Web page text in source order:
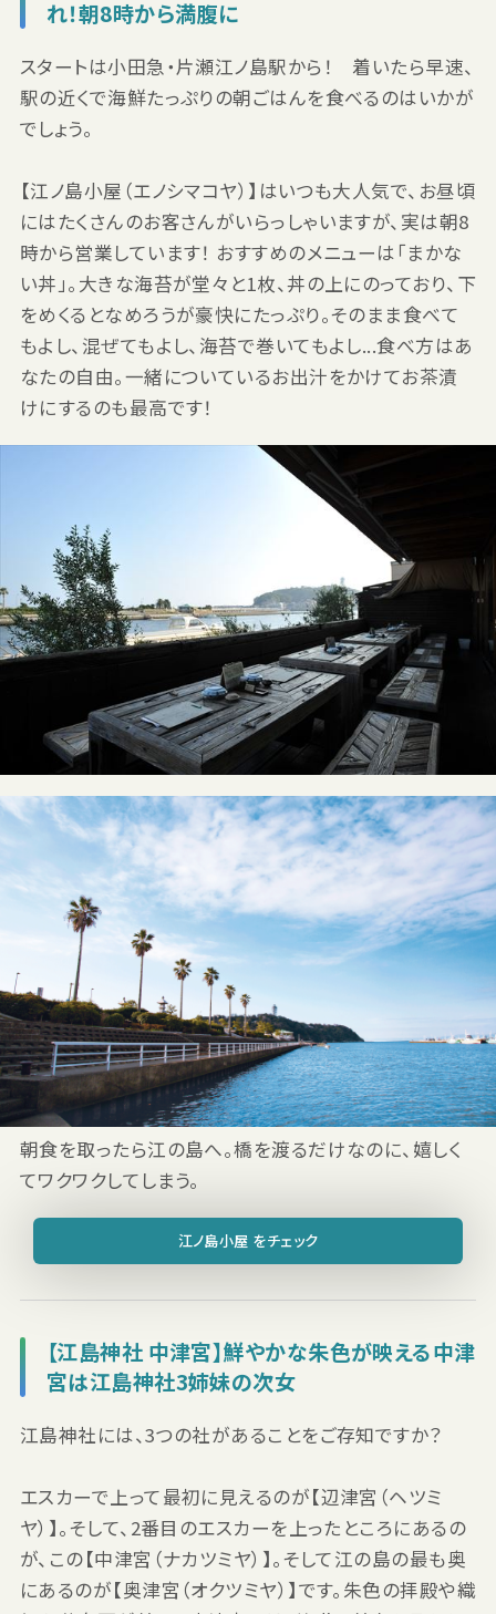
れ！朝8時から満腹に
スタートは小田急・片瀬江ノ島駅から！ 着いたら早速、
駅の近くで海鮮たっぷりの朝ごはんを食べるのはいかが
でしょう。
【江ノ島小屋（エノシマコヤ）】はいつも大人気で、お昼頃
にはたくさんのお客さんがいらっしゃいますが、実は朝8
時から営業しています！ おすすめのメニューは「まかな
い丼」。大きな海苔が堂々と1枚、丼の上にのっており、下
をめくるとなめろうが豪快にたっぷり。そのまま食べて
もよし、混ぜてもよし、海苔で巻いてもよし...食べ方はあ
なたの自由。一緒についているお出汁をかけてお茶漬
けにするのも最高です！
朝食を取ったら江の島へ。橋を渡るだけなのに、嬉しく
てワクワクしてしまう。
江ノ島小屋 をチェック
【江島神社 中津宮】鮮やかな朱色が映える中津
宮は江島神社3姉妹の次女
江島神社には、3つの社があることをご存知ですか？
エスカーで上って最初に見えるのが【辺津宮（ヘツミ
ヤ）】。そして、2番目のエスカーを上ったところにあるの
が、この【中津宮（ナカツミヤ）】。そして江の島の最も奥
にあるのが【奥津宮（オクツミヤ）】です。朱色の拝殿や織